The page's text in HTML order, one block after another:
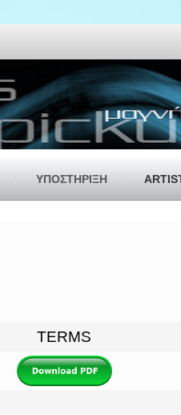
ΥΠΟΣΤΗΡΙΞΗ
TERMS